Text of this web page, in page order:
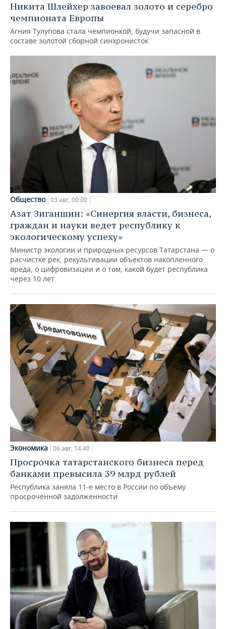
Никита Шлейхер завоевал золото и серебро
чемпионата Европы
Агния Тулупова стала чемпионкой, будучи запасной в
составе золотой сборной синхронисток
Общество 03 авг, 00:00
Азат Зиганшин: «Синергия власти, бизнеса,
граждан и науки ведет республику к
экологическому успеху»
Министр экологии и природных ресурсов Татарстана — о
расчистке рек, рекультивации объектов накопленного
вреда, о цифровизации и о том, какой будет республика
через 10 лет
Экономика 06 авг, 14:40
Просрочка татарстанского бизнеса перед
банками превысила 39 млрд рублей
Республика заняла 11-е место в России по объему
просроченной задолженности